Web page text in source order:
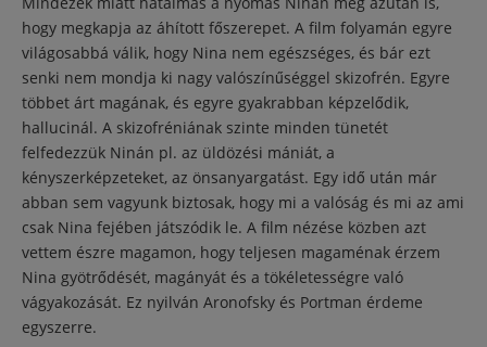
hogy megkapja az áhított főszerepet. A film folyamán egyre
világosabbá válik, hogy Nina nem egészséges, és bár ezt
senki nem mondja ki nagy valószínűséggel skizofrén. Egyre
többet árt magának, és egyre gyakrabban képzelődik,
hallucinál. A skizofréniának szinte minden tünetét
felfedezzük Ninán pl. az üldözési mániát, a
kényszerképzeteket, az önsanyargatást. Egy idő után már
abban sem vagyunk biztosak, hogy mi a valóság és mi az ami
csak Nina fejében játszódik le. A film nézése közben azt
vettem észre magamon, hogy teljesen magaménak érzem
Nina gyötrődését, magányát és a tökéletességre való
vágyakozását. Ez nyilván Aronofsky és Portman érdeme
egyszerre.